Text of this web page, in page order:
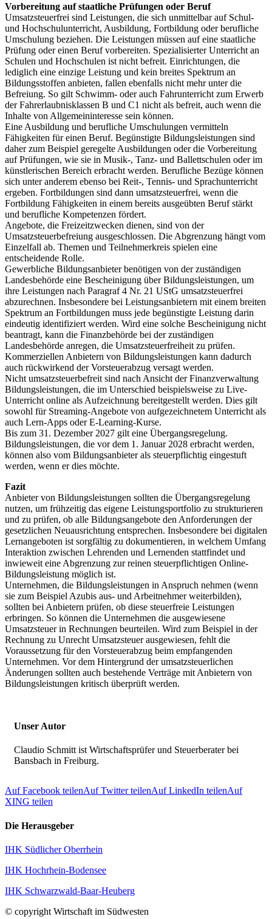
Vorbereitung auf staatliche Prüfungen oder Beruf
Umsatzsteuerfrei sind Leistungen, die sich unmittelbar auf Schul-
und Hochschulunterricht, Ausbildung, Fortbildung oder berufliche
Umschulung beziehen. Die Leistungen müssen auf eine staatliche
Prüfung oder einen Beruf vorbereiten. Spezialisierter Unterricht an
Schulen und Hochschulen ist nicht befreit. Einrichtungen, die
lediglich eine einzige Leistung und kein breites Spektrum an
Bildungsstoffen anbieten, fallen ebenfalls nicht mehr unter die
Befreiung. So gilt Schwimm- oder auch Fahrunterricht zum Erwerb
der Fahrerlaubnisklassen B und C1 nicht als befreit, auch wenn die
Inhalte von Allgemeininteresse sein können.
Eine Ausbildung und berufliche Umschulungen vermitteln
Fähigkeiten für einen Beruf. Begünstigte Bildungsleistungen sind
daher zum Beispiel geregelte Ausbildungen oder die Vorbereitung
auf Prüfungen, wie sie in Musik-, Tanz- und Ballettschulen oder im
künstlerischen Bereich erbracht werden. Berufliche Bezüge können
sich unter anderem ebenso bei Reit-, Tennis- und Sprachunterricht
ergeben. Fortbildungen sind dann umsatzsteuerfrei, wenn die
Fortbildung Fähigkeiten in einem bereits ausgeübten Beruf stärkt
und berufliche Kompetenzen fördert.
Angebote, die Freizeitzwecken dienen, sind von der
Umsatzsteuerbefreiung ausgeschlossen. Die Abgrenzung hängt vom
Einzelfall ab. Themen und Teilnehmerkreis spielen eine
entscheidende Rolle.
Gewerbliche Bildungsanbieter benötigen von der zuständigen
Landesbehörde eine Bescheinigung über Bildungsleistungen, um
ihre Leistungen nach Paragraf 4 Nr. 21 UStG umsatzsteuerfrei
abzurechnen. Insbesondere bei Leistungsanbietern mit einem breiten
Spektrum an Fortbildungen muss jede begünstigte Leistung darin
eindeutig identifiziert werden. Wird eine solche Bescheinigung nicht
beantragt, kann die Finanzbehörde bei der zuständigen
Landesbehörde anregen, die Umsatzsteuerfreiheit zu prüfen.
Kommerziellen Anbietern von Bildungsleistungen kann dadurch
auch rückwirkend der Vorsteuerabzug versagt werden.
Nicht umsatzsteuerbefreit sind nach Ansicht der Finanzverwaltung
Bildungsleistungen, die im Unterschied beispielsweise zu Live-
Unterricht online als Aufzeichnung bereitgestellt werden. Dies gilt
sowohl für Streaming-Angebote von aufgezeichnetem Unterricht als
auch Lern-Apps oder E-Learning-Kurse.
Bis zum 31. Dezember 2027 gilt eine Übergangsregelung.
Bildungsleistungen, die vor dem 1. Januar 2028 erbracht werden,
können also vom Bildungsanbieter als steuerpflichtig eingestuft
werden, wenn er dies möchte.
Fazit
Anbieter von Bildungsleistungen sollten die Übergangsregelung
nutzen, um frühzeitig das eigene Leistungsportfolio zu strukturieren
und zu prüfen, ob alle Bildungsangebote den Anforderungen der
gesetzlichen Neuausrichtung entsprechen. Insbesondere bei digitalen
Lernangeboten ist sorgfältig zu dokumentieren, in welchem Umfang
Interaktion zwischen Lehrenden und Lernenden stattfindet und
inwieweit eine Abgrenzung zur reinen steuerpflichtigen Online-
Bildungsleistung möglich ist.
Unternehmen, die Bildungsleistungen in Anspruch nehmen (wenn
sie zum Beispiel Azubis aus- und Arbeitnehmer weiterbilden),
sollten bei Anbietern prüfen, ob diese steuerfreie Leistungen
erbringen. So können die Unternehmen die ausgewiesene
Umsatzsteuer in Rechnungen beurteilen. Wird zum Beispiel in der
Rechnung zu Unrecht Umsatzsteuer ausgewiesen, fehlt die
Voraussetzung für den Vorsteuerabzug beim empfangenden
Unternehmen. Vor dem Hintergrund der umsatzsteuerlichen
Änderungen sollten auch bestehende Verträge mit Anbietern von
Bildungsleistungen kritisch überprüft werden.
Unser Autor
Claudio Schmitt ist Wirtschaftsprüfer und Steuerberater bei
Bansbach in Freiburg.
Auf Facebook teilenAuf Twitter teilenAuf LinkedIn teilenAuf
XING teilen
Die Herausgeber
IHK Südlicher Oberrhein
IHK Hochrhein-Bodensee
IHK Schwarzwald-Baar-Heuberg
© copyright Wirtschaft im Südwesten